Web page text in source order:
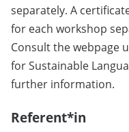
separately. A
for each workshop
Consult the webpage
for Sustainable
further information.
Referent*in